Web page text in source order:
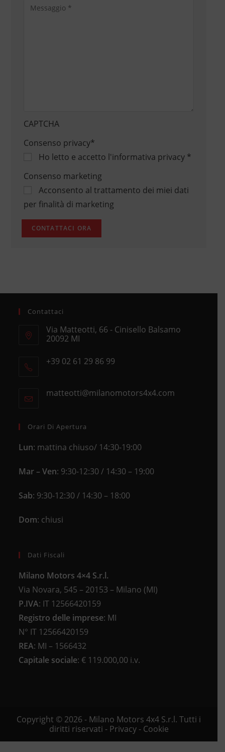
CAPTCHA
Consenso privacy*
Ho letto e accetto l'informativa privacy*
Consenso marketing
Acconsento al trattamento dei miei dati
per finalità di marketing
Contattaci
Via Matteotti, 66 - Cinisello Balsamo
20092 MI
in
+39 02 61 29 86 99
your
matteotti@milanomotors4x4.comOpens
Orari Di Apertura
Lun: mattina chiuso/ 14:30-19:00
Mar – Ven: 9:30-12:30 / 14:30 – 19:00
Sab: 9:30-12:30 / 14:30 – 18:00
Dom: chiusi
Dati Fiscali
Milano Motors 4×4 S.r.l.
Via Novara, 545 – 20153 – Milano (MI)
P.IVA: IT 12566420159
Registro delle imprese: MI
N° IT 12566420159
REA: MI – 1566432
Capitale sociale: € 119.000,00 i.v.
Copyright © 2026 - Milano Motors 4x4 S.r.l. Tutti i
diritti riservati - Privacy- Cookie